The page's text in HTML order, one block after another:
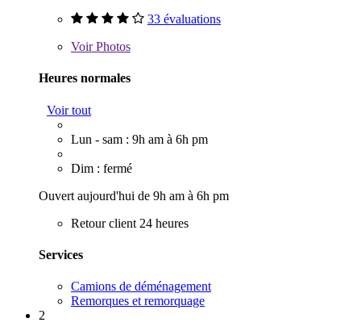
33 évaluations
VoirPhotos
Heures normales
Voir tout
Lun - sam : 9h am à 6h pm
Dim : fermé
Ouvert aujourd'hui de 9h am à 6h pm
Retour client 24 heures
Services
Camions de déménagement
Remorques et remorquage
2